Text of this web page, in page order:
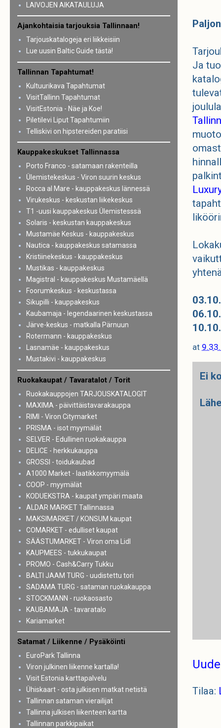
Ja
at
Ei
Tilaa:
LAIVOJEN AIKATAULUJA
Ajankohtaisia tarjouksia Tallinnaan!
Tarjouskatalogeja eri liikkeisiin
Lue uusin Baltic Guide tästä!
Tallinnan Tapahtumat!
Kultuurikava Tapahtumat
VisitTallinn Tapahtumat
VisitEstonia - Näe ja Koe!
Piletilevi Liput Tapahtumiin
Telliskivi on hipstereiden paratiisi
Kauppakeskukset Tallinnassa
Porto Franco - satamaan rakenteilla
Ülemistekeskus - Viron suurin keskus
Rocca al Mare - kauppakeskus lännessä
Virukeskus - keskustan liikekeskus
T1 -uusi kauppakeskus Ülemistesssä
Solaris - keskustan kauppakeskus
Mustamäe Keskus - kauppakeskus
Nautica - kauppakeskus satamassa
Kristiinekeskus - kauppakeskus
Mustikas - kauppakeskus
Magistral - kauppakeskus Mustamäellä
Foorumkeskus - keskustassa
Sikupilli - kauppakeskus
Kaubamaja - legendaarinen keskustassa
Järve-keskus - matkalla Pärnuun
Rotermann - kauppakeskus
Lasnamäe - kauppakeskus
Mustakivi - kauppakeskus
Ruokakaupat / Tavaratalot / Torit
Ruokakauppojen TARJOUSKATALOGIT
MAXIMA - päivittäistavarakauppa
RIMI - Viron Citymarket
PRISMA - isot myymälät
SELVER - Edullinen ruokakauppa
DELICE - herkkukauppa
GROSSI - toidukaubad
A1000 Market - laatikkomyymälä
COOP - myymälät
KODUEKSTRA - kaupat ympäri maata
ALDAR MARKET Tallinnassa
MAKSIMARKET / KONSUM kaupat
COMARKET - edulliset kaupat
SÄÄSTUMARKET - Viron oma Lidl
KAUPMEES - tukkukaupat
PROMO - Cash&Carry Tukku
BALTI JAAM TURG - uudistettu tori
SADAMA TURG - sataman ruokakauppa
STOCKMANN - ruokaosasto
KAUBAMAJA - tavaratalo
Kariamarket
Satamat / Liikenne / Pysäköinti
EuroPark Tallinna
Viron julkinen liikenne kartalla!
Visit Estonia karttapalvelu
Ühiskaart - osta julkisen matkat netistä
Tallinnan sataman vierailijat
Tallinna julkisen liikenteen kartta
Tallinnan parkkipaikat